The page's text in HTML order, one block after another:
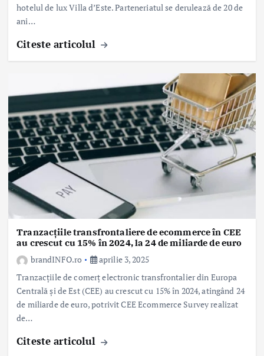
hotelul de lux Villa d’Este. Parteneriatul se derulează de 20 de
ani…
Citeste articolul
Tranzacțiile transfrontaliere de ecommerce în CEE
au crescut cu 15% în 2024, la 24 de miliarde de euro
brandINFO.ro
aprilie 3, 2025
Tranzacțiile de comerț electronic transfrontalier din Europa
Centrală și de Est (CEE) au crescut cu 15% în 2024, atingând 24
de miliarde de euro, potrivit CEE Ecommerce Survey realizat
de…
Citeste articolul